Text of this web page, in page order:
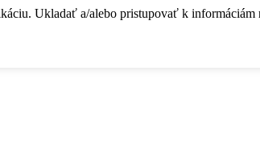
Ukladať a/alebo pristupovať k informáciám